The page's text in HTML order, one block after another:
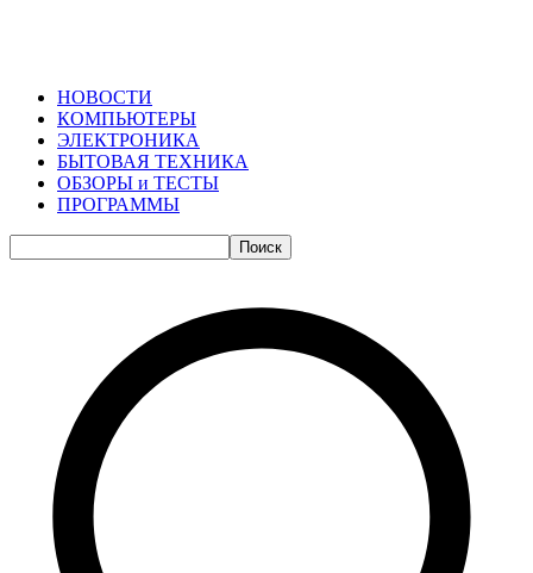
НОВОСТИ
КОМПЬЮТЕРЫ
ЭЛЕКТРОНИКА
БЫТОВАЯ ТЕХНИКА
ОБЗОРЫ и ТЕСТЫ
ПРОГРАММЫ
Поиск